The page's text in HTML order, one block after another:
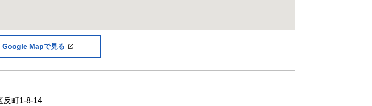
Google Mapで見る
反町1-8-14